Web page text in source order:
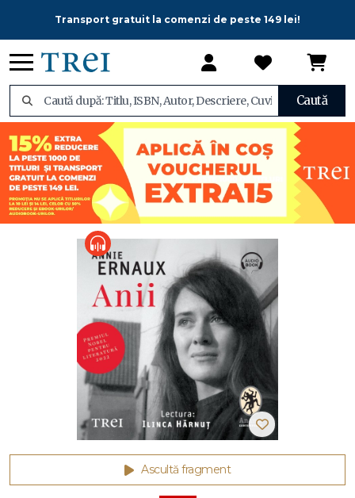
Transport gratuit la comenzi de peste 149 lei!
Caută
Ascultă fragment